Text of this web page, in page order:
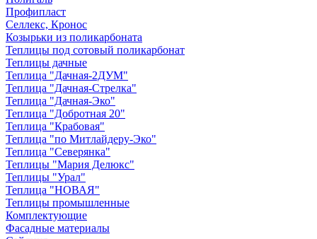
Профипласт
Селлекс, Кронос
Козырьки из поликарбоната
Теплицы под сотовый поликарбонат
Теплицы дачные
Теплица "Дачная-2ДУМ"
Теплица "Дачная-Стрелка"
Теплица "Дачная-Эко"
Теплица "Добротная 20"
Теплица "Крабовая"
Теплица "по Митлайдеру-Эко"
Теплица "Северянка"
Теплицы "Мария Делюкс"
Теплицы "Урал"
Теплица "НОВАЯ"
Теплицы промышленные
Комплектующие
Фасадные материалы